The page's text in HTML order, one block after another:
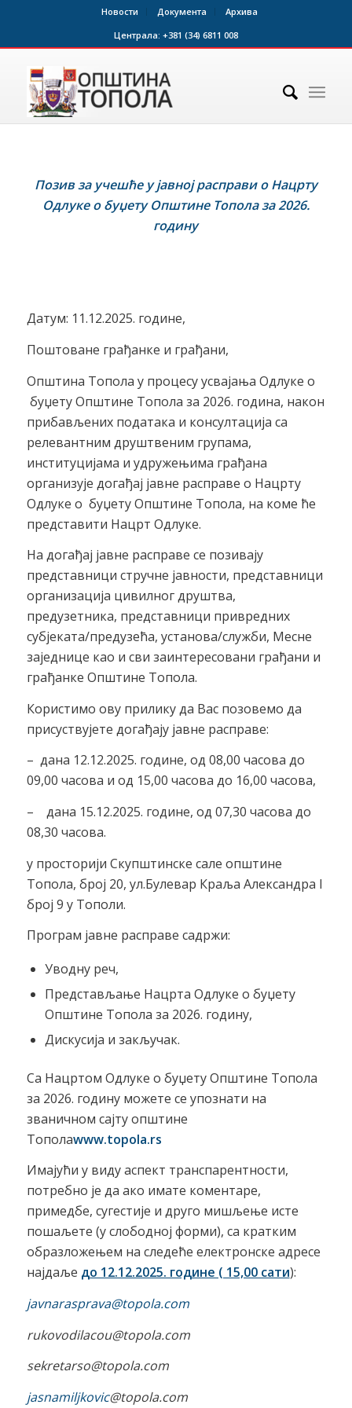
Новости Документа
Архива
Централа: +381 (34) 6811 008
Позив за учешће у јавној расправи о Нацрту
Одлуке о буџету Општине Тополаза 2026.
годину
Датум: 11.12.2025. године,
Поштоване грађанке и грађани,
Општина Топола у процесу усвајања Одлуке о
буџету Општине Топола за 2026. година, након
прибављених података и консултација са
релевантним друштвеним групама,
институцијама и удружењима грађана
организује догађај јавне расправе о Нацрту
Одлуке о буџету Општине Топола, на коме ће
представити Нацрт Одлуке.
На догађај јавне расправе се позивају
представници стручне јавности, представници
организација цивилног друштва,
предузетника, представници привредних
субјеката/предузећа, установа/служби, Месне
заједнице као и сви заинтересовани грађани и
грађанке Општине Топола.
Користимо ову прилику да Вас позовемо да
присуствујете догађају јавне расправе:
– дана 12.12.2025. године, од 08,00 часова до
09,00 часова и од 15,00 часова до 16,00 часова,
–
дана 15.12.2025. године, од 07,30 часова до
08,30 часова.
у просторији Скупштинске сале општине
Топола, број 20, ул.Булевар Краља Александра I
број 9 у Тополи.
Програм јавне расправе садржи:
Уводну реч,
Представљање Нацрта Одлуке о буџету
Општине Топола за 2026. годину,
Дискусија и закључак.
Са Нацртом Одлуке о буџету Општине Топола
за 2026. годину можете се упознати на
званичном сајту општине
Тополаwww.topola.rs
Имајући у виду аспект транспарентности,
потребно је да ако имате коментаре,
примедбе, сугестије и друго мишљење исте
пошаљете (у слободној форми), са кратким
образложењем на следеће електронске адресе
најдаље до 12.12.2025. године ( 15,00 сати):
javnarasprava@topola.com
rukovodilacou@topola.com
sekretarso@topola.com
jasnamiljkovic@topola.com